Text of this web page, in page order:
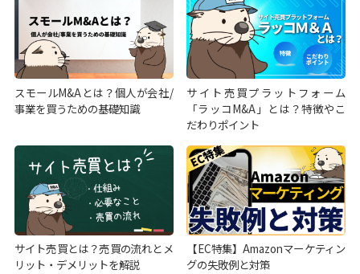
スモールM&Aとは？個人が会社/
事業を買うための基礎知識
サイト売買プラットフォーム
「ラッコM&A」とは？特徴やこ
だわりポイント
サイト売買とは？売買の流れとメ
リット・デメリットを解説
【EC特集】Amazonマーケティン
グの失敗例と対策